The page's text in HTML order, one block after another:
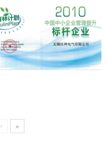
› »